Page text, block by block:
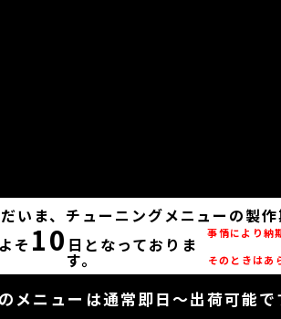
いま、チューニングメニューの製
そ 10 日となっておりま
す。
事情により納
そのときはあ
メニューは通常即日～出荷可能で